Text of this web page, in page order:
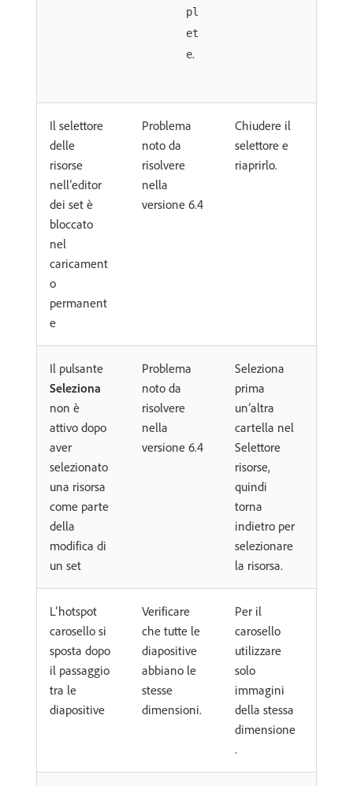
pl
et
e.
Il selettore
delle
risorse
nell’editor
dei set è
bloccato
nel
caricament
o
permanent
e
Problema
noto da
risolvere
nella
versione 6.4
Chiudere il
selettore e
riaprirlo.
Il pulsante
Seleziona
non è
attivo dopo
aver
selezionato
una risorsa
come parte
della
modifica di
un set
Problema
noto da
risolvere
nella
versione 6.4
Seleziona
prima
un’altra
cartella nel
Selettore
risorse,
quindi
torna
indietro per
selezionare
la risorsa.
L’hotspot
carosello si
sposta dopo
il passaggio
tra le
diapositive
Verificare
che tutte le
diapositive
abbiano le
stesse
dimensioni.
Per il
carosello
utilizzare
solo
immagini
della stessa
dimensione
.